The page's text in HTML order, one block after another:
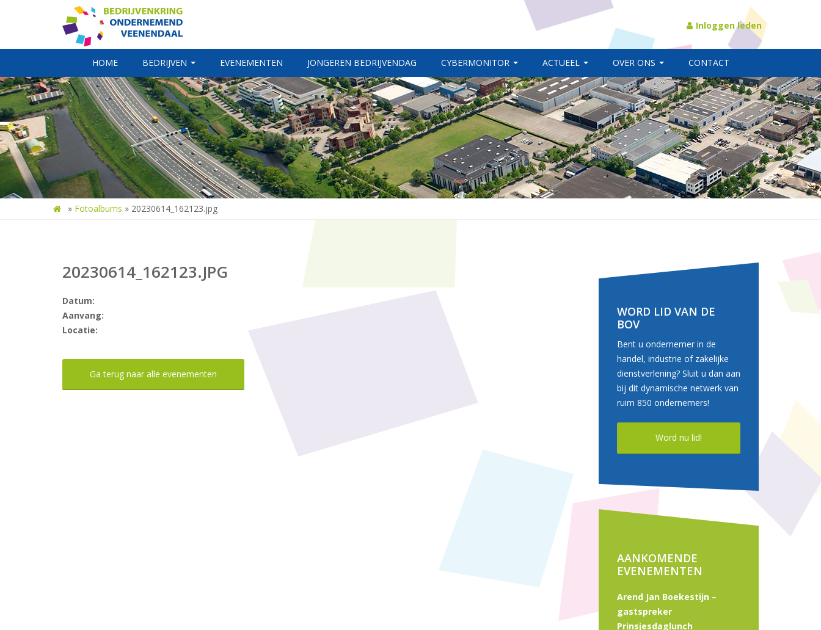
Inloggen leden
HOME BEDRIJVEN EVENEMENTEN JONGEREN BEDRIJVENDAG CYBERMONITOR ACTUEEL OVER ONS CONTACT
» Fotoalbums » 20230614_162123.jpg
20230614_162123.JPG
Datum:
Aanvang:
Locatie:
Ga terug naar alle evenementen
WORD LID VAN DE
BOV
Bent u ondernemer in de
handel, industrie of zakelijke
dienstverlening? Sluit u dan aan
bij dit dynamische netwerk van
ruim 850 ondernemers!
Word nu lid!
AANKOMENDE
EVENEMENTEN
Arend Jan Boekestijn –
gastspreker
Prinsjesdaglunch